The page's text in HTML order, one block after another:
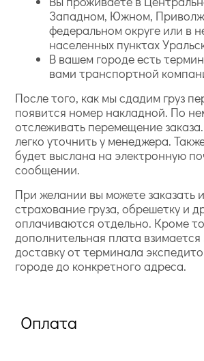
Западном, Южном,
федеральном округе или в
населенных пунктах
В вашем городе есть
вами транспортной
После того, как мы сдадим груз
появится номер накладной. По
отслеживать перемещение
легко уточнить у менеджера.
будет выслана на электронную
сообщении.
При желании вы можете заказать
страхование груза, обрешетку и
оплачиваются отдельно. Кроме
дополнительная плата взимается
доставку от терминала
городе до конкретного адреса.
Оплата